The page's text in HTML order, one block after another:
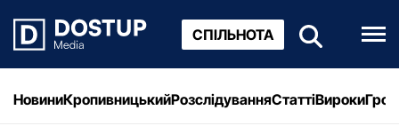
СПІЛЬНОТА
НовиниКропивницькийРозслідуванняСтаттіВироки